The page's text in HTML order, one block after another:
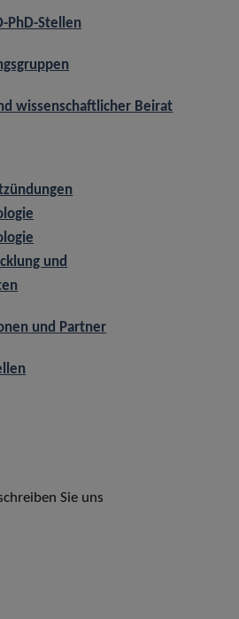
PhD-Stellen
wissenschaftlicher Beirat
und
und Partner
Sie uns